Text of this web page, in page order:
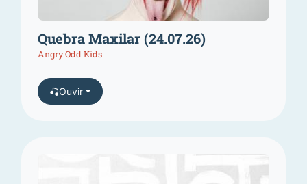
Quebra Maxilar (24.07.26)
Angry Odd Kids
Ouvir